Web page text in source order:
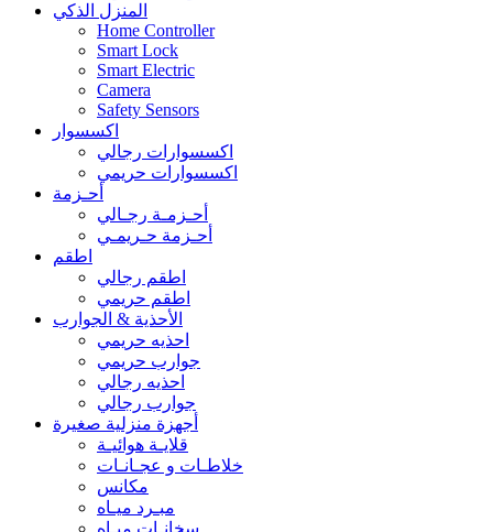
المنزل الذكي
Home Controller
Smart Lock
Smart Electric
Camera
Safety Sensors
اكسسوار
اكسسوارات رجالي
اكسسوارات حريمي
أحـزمة
أحـزمـة رجـالي
أحـزمة حـريمـي
اطقم
اطقم رجالي
اطقم حريمي
الأحذية & الجوارب
احذيه حريمي
جوارب حريمي
احذيه رجالي
جوارب رجالي
أجهزة منزلية صغيرة
قلايـة هوائيـة
خلاطـات و عجـانـات
مكانس
مبـرد ميـاه
سخانـات ميـاه